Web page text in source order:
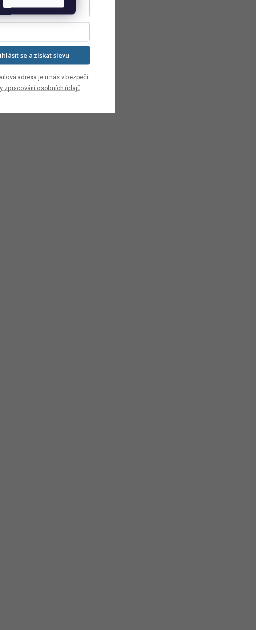
se a získat slevu
adresa je u nás v bezpečí.
zpracování osobních údajů